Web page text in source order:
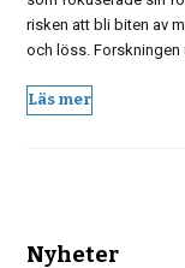
risken att bli biten av
och löss. Forskningen
Läs mer
Nyheter